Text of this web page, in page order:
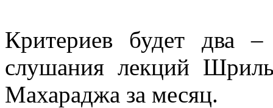
Критериев будет два –
слушания лекций
Махараджа за месяц.